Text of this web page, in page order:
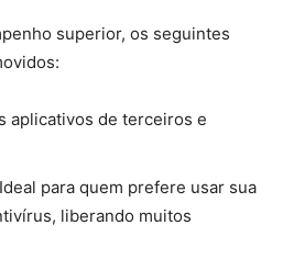
superior, os seguintes
aplicativos de terceiros e
Ideal para quem prefere usar sua
liberando muitos